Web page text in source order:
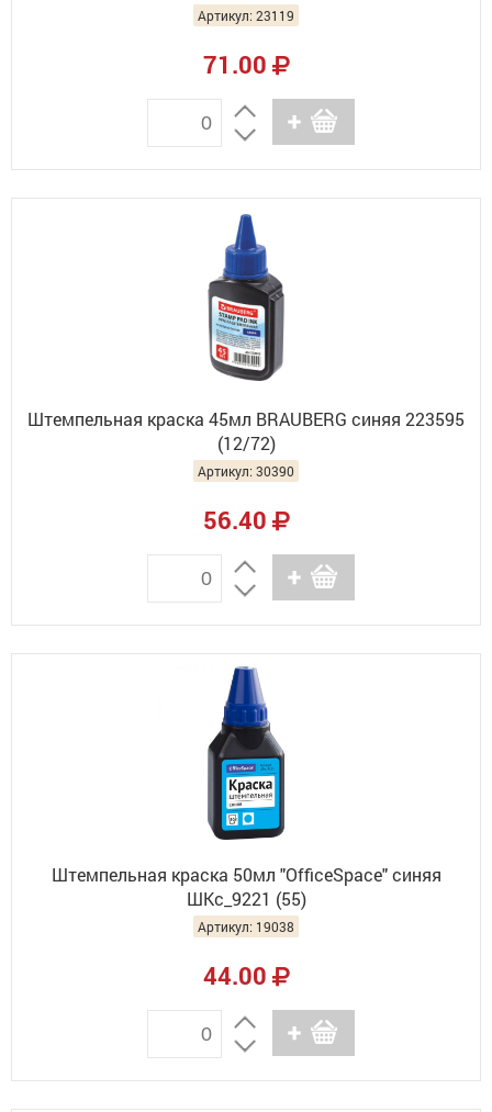
Артикул: 23119
71.00
Штемпельная краска 45мл BRAUBERG синяя 223595
(12/72)
Артикул: 30390
56.40
Штемпельная краска 50мл "OfficeSpace" синяя
ШКс_9221 (55)
Артикул: 19038
44.00